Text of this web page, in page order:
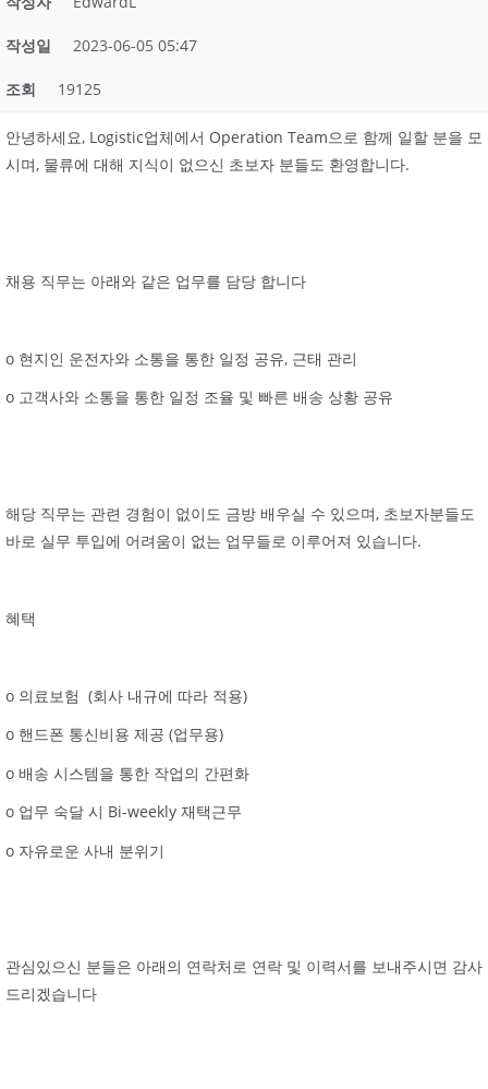
작성일 2023-06-05 05:47
조회 19125
안녕하세요, Logistic업체에서 Operation Team으로 함께 일할 분을 모
시며, 물류에 대해 지식이 없으신 초보자 분들도 환영합니다.
채용 직무는 아래와 같은 업무를 담당 합니다
o 현지인 운전자와 소통을 통한 일정 공유, 근태 관리
o 고객사와 소통을 통한 일정 조율 및 빠른 배송 상황 공유
해당 직무는 관련 경험이 없이도 금방 배우실 수 있으며, 초보자분들도
바로 실무 투입에 어려움이 없는 업무들로 이루어져 있습니다.
혜택
o 의료보험 (회사 내규에 따라 적용)
o 핸드폰 통신비용 제공 (업무용)
o 배송 시스템을 통한 작업의 간편화
o 업무 숙달 시 Bi-weekly 재택근무
o 자유로운 사내 분위기
관심있으신 분들은 아래의 연락처로 연락 및 이력서를 보내주시면 감사
드리겠습니다